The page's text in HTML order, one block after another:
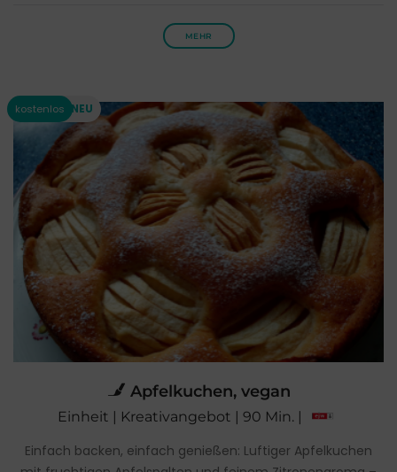
MEHR
Apfelkuchen, vegan
Einheit | Kreativangebot | 90 Min. |
Einfach backen, einfach genießen: Luftiger Apfelkuchen